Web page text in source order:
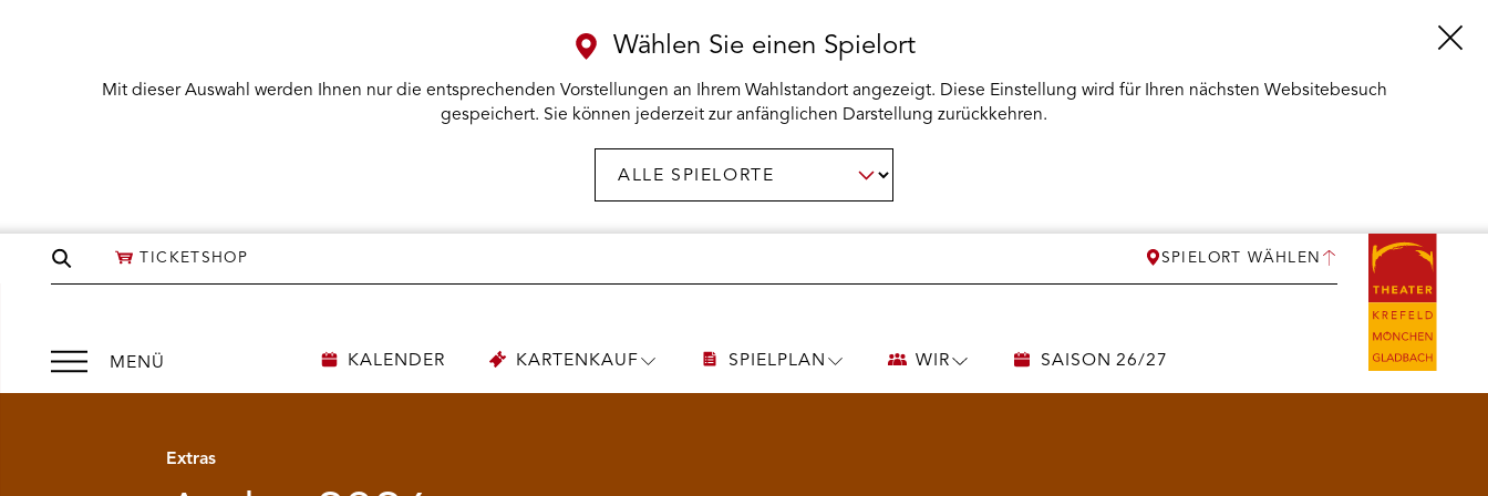
Seite
TICKETSHOP SPIELORT WÄHLEN
Wählen Sie einen Spielort
Mit dieser Auswahl werden Ihnen nur die entsprechenden Vorstellungen an Ihrem Wahlstandort angezeigt. Diese Einstellung wird für Ihren nächsten Websitebesuch
gespeichert. Sie können jederzeit zur anfänglichen Darstellung zurückkehren.
MENÜ
Menü
öffnen
KALENDER KARTENKAUF UNTERMENÜSPIELPLAN UNTERMENÜ
WIR UNTERMENÜSAISON 26/27
Extras